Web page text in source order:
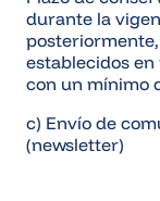
durante la
establecidos
con un mínimo
c) Envío de
(newsletter)